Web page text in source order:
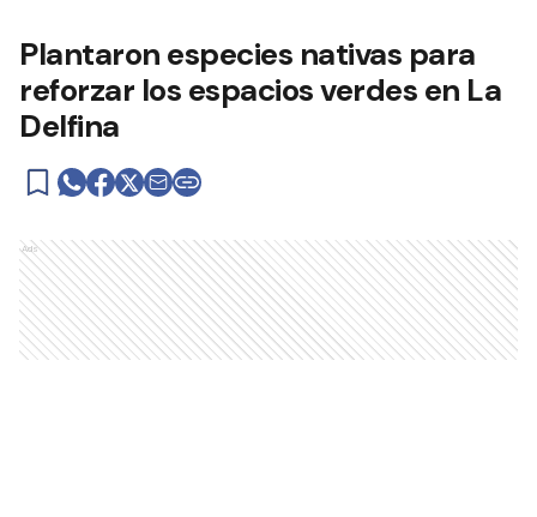
Plantaron especies nativas para
reforzar los espacios verdes en La
Delfina
Ads